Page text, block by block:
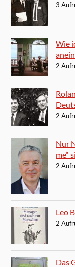
3
Wie
2
2
Nur
me“
2
Leo
2
Das